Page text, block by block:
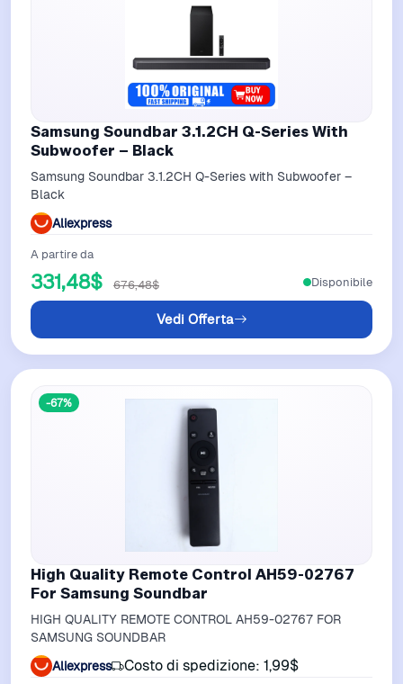
Samsung Soundbar 3.1.2CH Q-Series With
Subwoofer – Black
Samsung Soundbar 3.1.2CH Q-Series with Subwoofer –
Black
Aliexpress
A partire da
331,48$ 676,48$
Vedi Offerta
Disponibile
-67%
High Quality Remote Control AH59-02767
For Samsung Soundbar
HIGH QUALITY REMOTE CONTROL AH59-02767 FOR
SAMSUNG SOUNDBAR
Aliexpress
Costo di spedizione: 1,99$